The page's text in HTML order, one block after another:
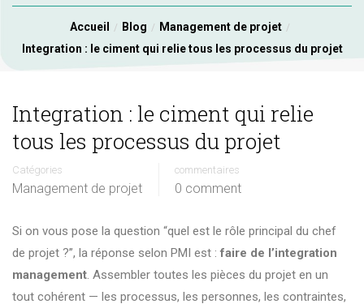
Accueil Blog
Management de projet
Integration : le ciment qui relie tous les processus du projet
Integration : le ciment qui relie
tous les processus du projet
Catégories
Management de projet
commentaires
0 comment
Si on vous pose la question “quel est le rôle principal du chef
de projet ?”, la réponse selon PMI est :faire de l’integration
management. Assembler toutes les pièces du projet en un
tout cohérent — les processus, les personnes, les contraintes,